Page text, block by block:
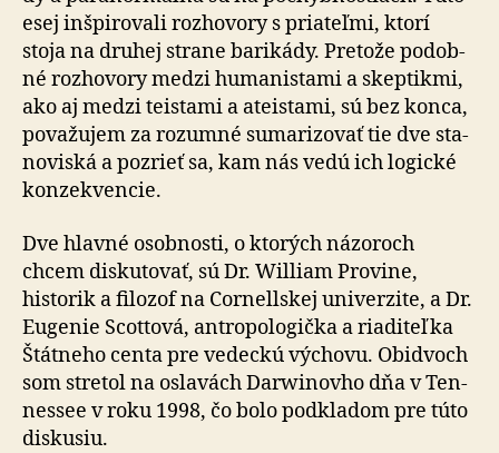
esej inšpi­ro­va­li rozho­vo­ry s pria­teľ­mi, ktorí
stoja na dru­hej strane ba­ri­ká­dy. Pre­to­že po­dob­
né rozho­vo­ry medzi hu­ma­nistami a skep­tik­mi,
ako aj medzi teistami a ateistami, sú bez kon­ca,
po­va­žu­jem za ro­zum­né su­ma­ri­zo­vať tie dve sta­
no­viská a pozrieť sa, kam nás vedú ich logické
kon­zek­ven­cie.
Dve hlavné osobnosti, o ktorých názoroch
chcem disku­to­vať, sú Dr. William Provine,
historik a filozof na Cor­nell­skej univerzite, a Dr.
Eugenie Scottová, antropologička a riaditeľka
Štátneho centa pre vedeckú výchovu. Obi­dvoch
som stretol na oslavách Darwinovho dňa v Ten­
nessee v roku 1998, čo bolo podkladom pre túto
diskusiu.